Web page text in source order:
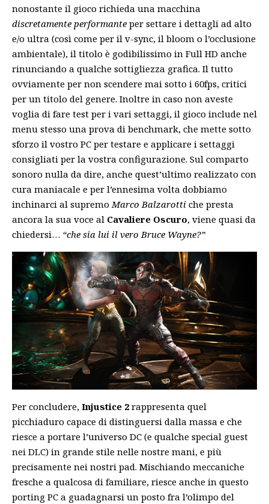
nonostante il gioco richieda una macchina
discretamente performante per settare i dettagli ad alto
e/o ultra (così come per il v-sync, il bloom o l’occlusione
ambientale), il titolo è godibilissimo in Full HD anche
rinunciando a qualche sottigliezza grafica. Il tutto
ovviamente per non scendere mai sotto i 60fps, critici
per un titolo del genere. Inoltre in caso non aveste
voglia di fare test per i vari settaggi, il gioco include nel
menu stesso una prova di benchmark, che mette sotto
sforzo il vostro PC per testare e applicare i settaggi
consigliati per la vostra configurazione. Sul comparto
sonoro nulla da dire, anche quest’ultimo realizzato con
cura maniacale e per l’ennesima volta dobbiamo
inchinarci al supremo Marco Balzarotti che presta
ancora la sua voce al Cavaliere Oscuro, viene quasi da
chiedersi… “che sia lui il vero Bruce Wayne?”
Per concludere, Injustice 2 rappresenta quel
picchiaduro capace di distinguersi dalla massa e che
riesce a portare l’universo DC (e qualche special guest
nei DLC) in grande stile nelle nostre mani, e più
precisamente nei nostri pad. Mischiando meccaniche
fresche a qualcosa di familiare, riesce anche in questo
porting PC a guadagnarsi un posto fra l’olimpo del